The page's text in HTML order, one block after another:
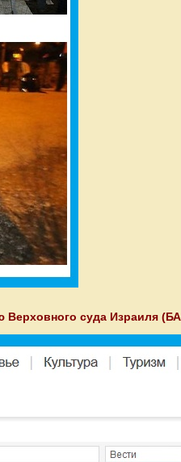
Верховного суда Израиля